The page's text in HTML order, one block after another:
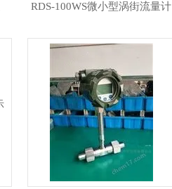
RDS-100WS微小型涡街流量计